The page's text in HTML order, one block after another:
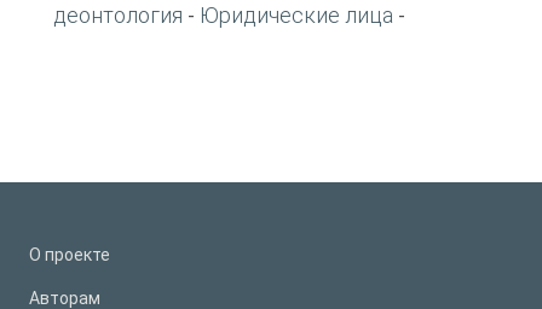
деонтология - Юридические лица -
О проекте
Авторам